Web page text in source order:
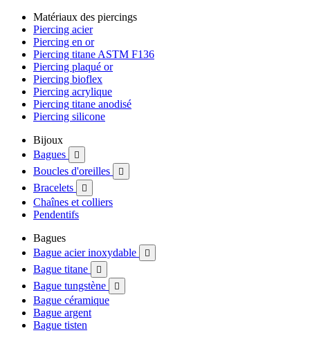
Matériaux des piercings
Piercing acier
Piercing en or
Piercing titane ASTM F136
Piercing plaqué or
Piercing bioflex
Piercing acrylique
Piercing titane anodisé
Piercing silicone
Bijoux
Bagues

Boucles d'oreilles 
Bracelets 
Chaînes et colliers
Pendentifs
Bagues
Bague acier inoxydable

Bague titane 
Bague tungstène 
Bague céramique
Bague argent
Bague tisten